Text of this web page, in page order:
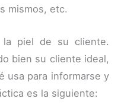
mismos, etc.
piel de su cliente.
bien su cliente ideal,
usa para informarse y
es la siguiente: